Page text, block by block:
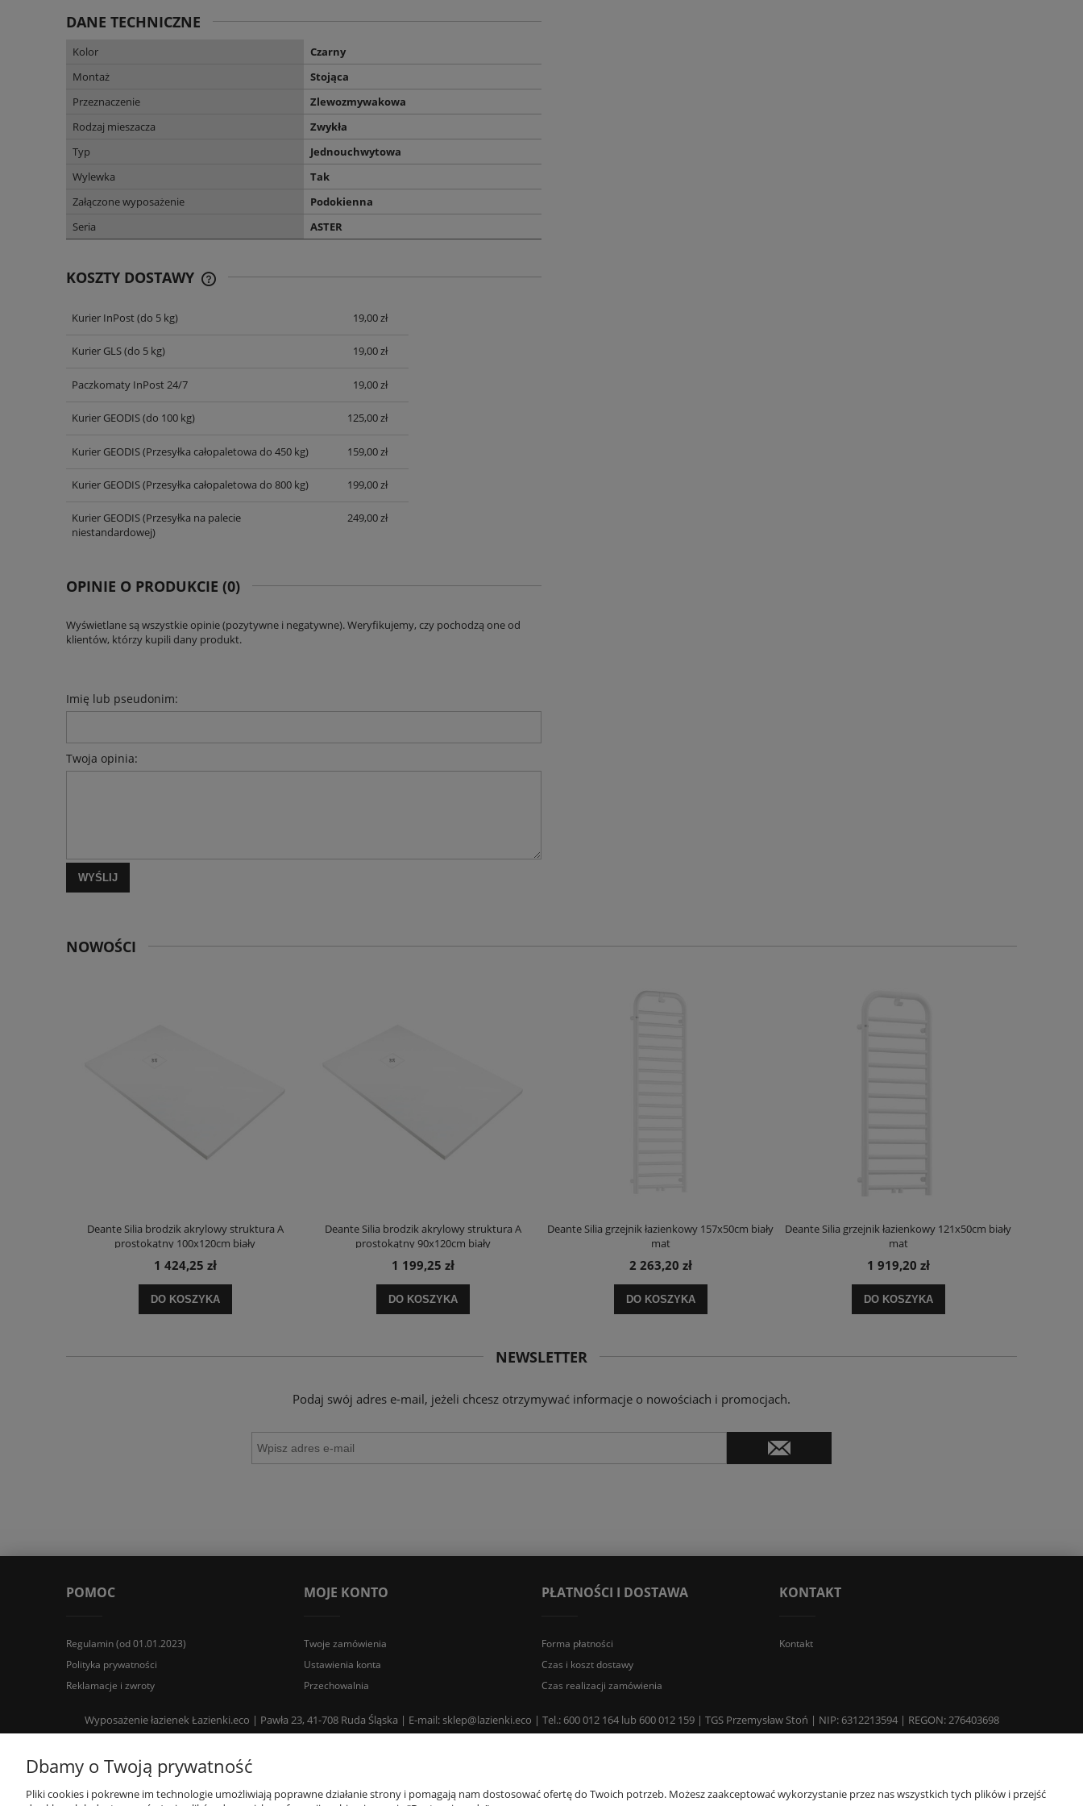
DANE TECHNICZNE
Kolor
Czarny
Montaż
Stojąca
Przeznaczenie
Zlewozmywakowa
Rodzaj mieszacza
Zwykła
Typ
Jednouchwytowa
Wylewka
Tak
Załączone wyposażenie
Podokienna
Seria
ASTER
KOSZTY DOSTAWY
CENA NIE ZAWIERA EWENTUALNYCH
Kurier InPost(do 5 kg) 19,00 zł
Kurier GLS(do 5 kg) 19,00 zł
Paczkomaty InPost 24/7 19,00 zł
Kurier GEODIS(do 100 kg) 125,00 zł
Kurier GEODIS(Przesyłka całopaletowa do 450 kg) 159,00 zł
Kurier GEODIS(Przesyłka całopaletowa do 800 kg) 199,00 zł
Kurier GEODIS(Przesyłka na palecie
niestandardowej)
249,00 zł
OPINIE O PRODUKCIE (0)
Wyświetlane są wszystkie opinie (pozytywne i negatywne). Weryfikujemy, czy pochodzą one od
klientów, którzy kupili dany produkt.
Imię lub pseudonim:
Twoja opinia:
WYŚLIJ
NOWOŚCI
Deante Silia brodzik akrylowy struktura A
prostokątny 100x120cm biały
1 424,25 zł
DO KOSZYKA
Deante Silia brodzik akrylowy struktura A
prostokątny 90x120cm biały
1 199,25 zł
DO KOSZYKA
Deante Silia grzejnik łazienkowy 157x50cm biały
mat
2 263,20 zł
DO KOSZYKA
Deante Silia grzejnik łazienkowy 121x50cm biały
mat
1 919,20 zł
DO KOSZYKA
NEWSLETTER
Podaj swój adres e-mail, jeżeli chcesz otrzymywać informacje o nowościach i promocjach.
POMOC
Regulamin (od 01.01.2023)
Polityka prywatności
Reklamacje i zwroty
MOJE KONTO
Twoje zamówienia
Ustawienia konta
Przechowalnia
PŁATNOŚCI I DOSTAWA
Forma płatności
Czas i koszt dostawy
Czas realizacji zamówienia
KONTAKT
Kontakt
Wyposażenie łazienek Łazienki.eco | Pawła 23, 41-708 Ruda Śląska | E-mail: sklep@lazienki.eco | Tel.: 600 012 164 lub 600 012 159 | TGS Przemysław Stoń | NIP: 6312213594 | REGON: 276403698
Dbamy o Twoją prywatność
Pliki cookies i pokrewne im technologie umożliwiają poprawne działanie strony i pomagają nam dostosować ofertę do Twoich potrzeb. Możesz zaakceptować wykorzystanie przez nas wszystkich tych plików i przejść